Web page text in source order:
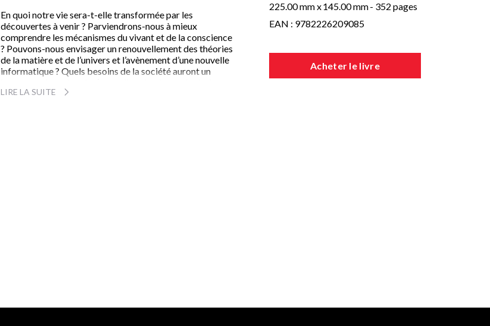
En quoi notre vie sera-t-elle transformée par les
découvertes à venir ? Parviendrons-nous à mieux
comprendre les mécanismes du vivant et de la conscience
? Pouvons-nous envisager un renouvellement des théories
de la matière et de l’univers et l’avènement d’une nouvelle
informatique ? Quels besoins de la société auront un
des neurosciences, thérapies géniques, innovations dans
LIRE LA SUITE
225.00 mm x145.00 mm- 352 pages
EAN : 9782226209085
Acheter le livre